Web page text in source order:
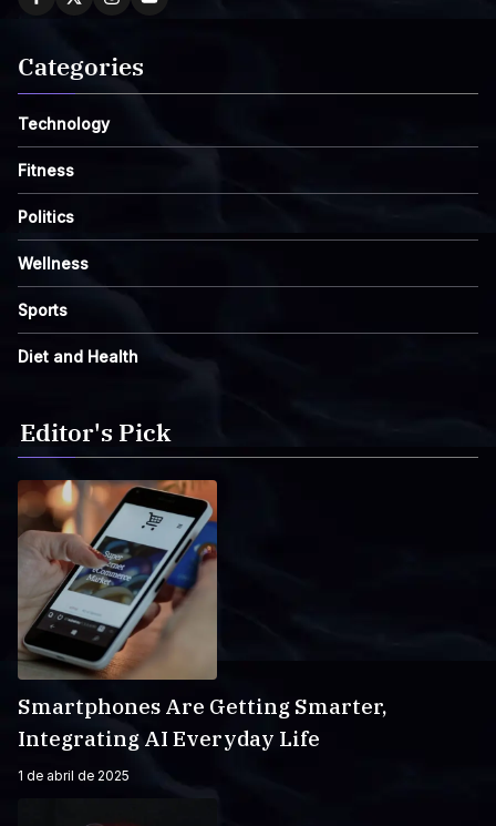
Categories
Technology
Fitness
Politics
Wellness
Sports
Diet and Health
Editor's Pick
Smartphones Are Getting Smarter,
Integrating AI Everyday Life
1 de abril de 2025